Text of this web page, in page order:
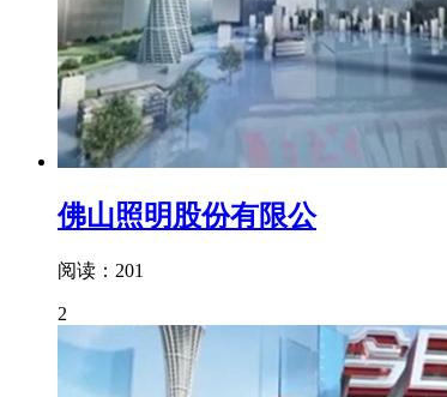
佛山照明股份有限公
阅读：201
2